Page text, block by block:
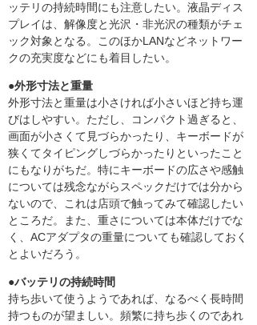
ッテリの持続時間にも注意したい。液晶ディス
プレイは、解像度と光沢・非光沢の種類がチェ
ック対象となる。このほかLANなどネットワー
クの充実度などにも着目したい。
●外形寸法と重量
外形寸法と重量は小さければ小さいほど持ち運
びはしやすい。ただし、コンパクト過ぎると、
画面が小さくて見づらかったり、キーボードが
狭くてタイピングしづらかったりといったこと
にもなりがちだ。特にキーボードの広さや感触
については残念ながらスペックだけでは分から
ないので、これは店頭で触ってみて確認したい
ところだ。また、重さについては本体だけでな
く、ACアダプタの重量についても確認しておく
とよいだろう。
●バッテリの持続時間
持ち歩いて使うようであれば、なるべく長時間
持つものが望ましい。頻繁に持ち歩くのであれ